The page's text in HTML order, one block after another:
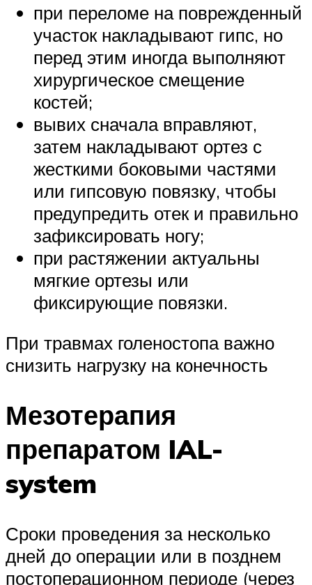
при переломе на поврежденный
участок накладывают гипс, но
перед этим иногда выполняют
хирургическое смещение
костей;
вывих сначала вправляют,
затем накладывают ортез с
жесткими боковыми частями
или гипсовую повязку, чтобы
предупредить отек и правильно
зафиксировать ногу;
при растяжении актуальны
мягкие ортезы или
фиксирующие повязки.
При травмах голеностопа важно
снизить нагрузку на конечность
Мезотерапия
препаратом IAL-
system
Сроки проведения за несколько
дней до операции или в позднем
постоперационном периоде (через